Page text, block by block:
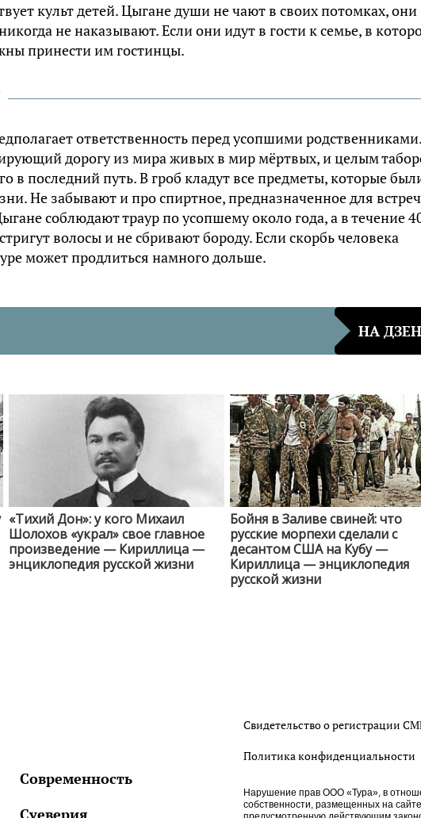
культ детей. Цыгане души не чают в своих потомках, они
не наказывают. Если они идут в гости к семье, в
принести им гостинцы.
ответственность перед усопшими
дорогу из мира живых в мир мёртвых, и целым
в последний путь. В гроб кладут все предметы, которые
Не забывают и про спиртное, предназначенное для
соблюдают траур по усопшему около года, а в течение
волосы и не сбривают бороду. Если скорбь человека
может продлиться намного дольше.
НА ДЗЕН
«Тихий Дон»: у кого Михаил
Шолохов «украл» свое главное
произведение — Кириллица —
энциклопедия русской жизни
Бойня в Заливе свиней: что
русские морпехи сделали с
десантом США на Кубу —
Кириллица — энциклопедия
русской жизни
Современность
Свидетельство о регистрации
Политика конфиденциальности
Нарушение прав ООО «Тура», в
собственности, размещенных на